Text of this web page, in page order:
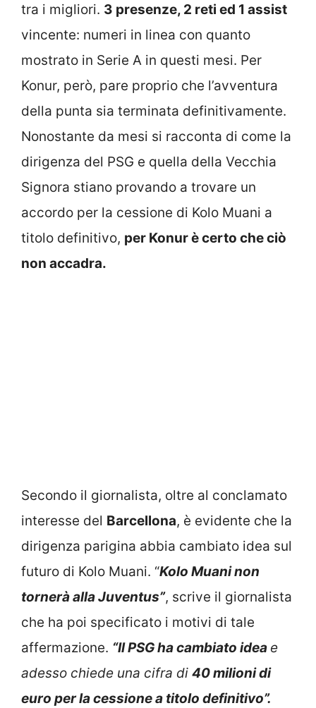
tra i migliori. 3 presenze, 2 reti ed 1 assist
vincente: numeri in linea con quanto
mostrato in Serie A in questi mesi. Per
Konur, però, pare proprio che l’avventura
della punta sia terminata definitivamente.
Nonostante da mesi si racconta di come la
dirigenza del PSG e quella della Vecchia
Signora stiano provando a trovare un
accordo per la cessione di Kolo Muani a
titolo definitivo, per Konur è certo che ciò
non accadra.
Secondo il giornalista, oltre al conclamato
interesse del Barcellona, è evidente che la
dirigenza parigina abbia cambiato idea sul
futuro di Kolo Muani. “Kolo Muani non
tornerà alla Juventus”, scrive il giornalista
che ha poi specificato i motivi di tale
affermazione. “Il PSG ha cambiato idea e
adesso chiede una cifra di 40 milioni di
euro per la cessione a titolo definitivo”.